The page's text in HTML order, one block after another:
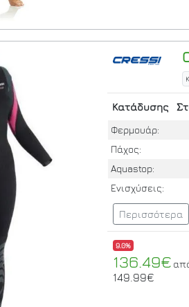
Κατάδυσης
Φερμουάρ:
Πάχος:
Aquastop:
Ενισχύσεις:
Περισσότερα
9.0%
136.49€
149.99€